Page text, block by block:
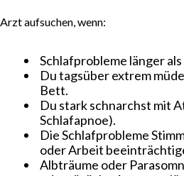
Arzt aufsuchen, wenn:
Schlafprobleme länger
Du tagsüber extrem
Bett.
Du stark schnarchst mit
Schlafapnoe).
Die Schlafprobleme
oder Arbeit
Albträume oder